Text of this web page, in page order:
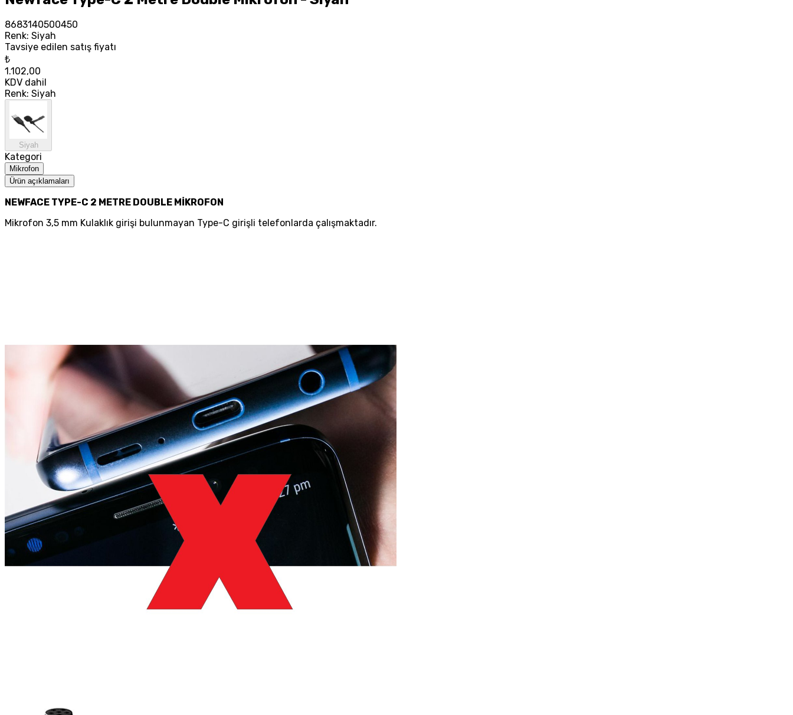
8683140500450
Renk: Siyah
Tavsiye edilen satış fiyatı
₺
1.102,00
KDV dahil
Renk: Siyah
Siyah
Kategori
Mikrofon
Ürün açıklamaları
NEWFACE TYPE-C 2 METRE DOUBLE MİKROFON
Mikrofon 3,5 mm Kulaklık girişi bulunmayan Type-C girişli telefonlarda çalışmaktadır.